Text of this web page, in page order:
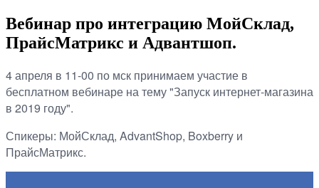
Вебинар про интеграцию МойСклад,
ПрайсМатрикс и Адвантшоп.
4 апреля в 11-00 по мск принимаем участие в
бесплатном вебинаре на тему "Запуск интернет-магазина
в 2019 году".
Спикеры: МойСклад, AdvantShop, Boxberry и
ПрайсМатрикс.